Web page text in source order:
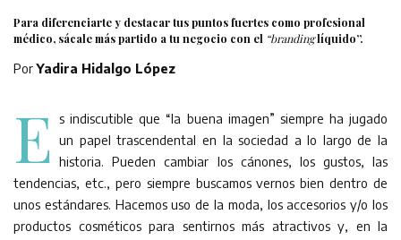
Para diferenciarte y destacar tus puntos fuertes como profesional
médico, sácale más partido a tu negocio con el “brandinglíquido”.
PorYadira Hidalgo López
E
s indiscutible que “la buena imagen” siempre ha jugado
un papel trascendental en la sociedad a lo largo de la
historia. Pueden cambiar los cánones, los gustos, las
tendencias, etc., pero siempre buscamos vernos bien dentro de
unos estándares. Hacemos uso de la moda, los accesorios y/o los
productos cosméticos para sentirnos más atractivos y, en la